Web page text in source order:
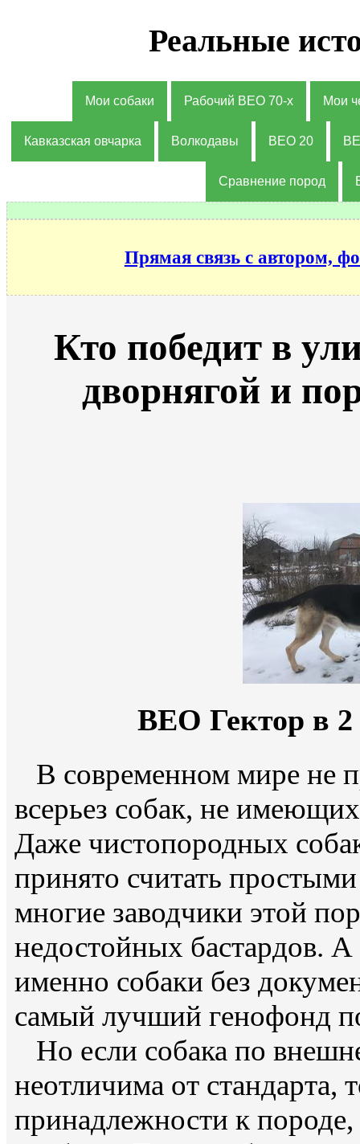
Реальные
Мои собаки Рабочий ВЕО 70-х Мои
Кавказская овчарка Волкодавы ВЕО 20
Сравнение пород
Прямая связь с автором,
Кто победит в
дворнягой и
ВЕО Гектор в 2
В современном мире не
всерьез собак, не
Даже чистопородных
принято считать
многие заводчики этой
недостойных бастардов.
именно собаки без
самый лучший генофонд
Но если собака по
неотличима от стандарта,
принадлежности к